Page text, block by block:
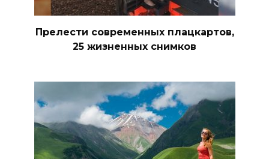
Прелести современных плацкартов,
25 жизненных снимков